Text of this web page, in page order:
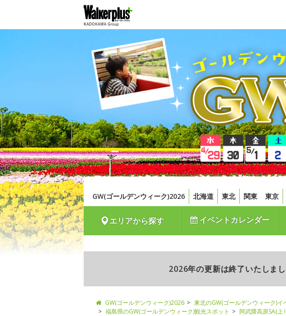
GW(ゴールデンウィーク)2026 北海道 東北 関東 東京
エリアから探す イベントカレンダー
2026年の更新は終了いたしま
GW(ゴールデンウィーク)2026 東北のGW(ゴールデンウィーク)イ
福島県のGW(ゴールデンウィーク)観光スポット
阿武隈高原SA(上